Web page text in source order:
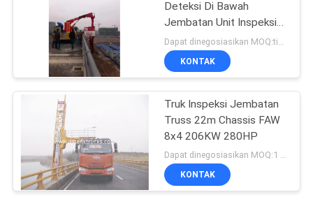
BERITA
PERMINTAAN
PENAWARAN
SITEMAP
Deteksi Di Bawah
Jembatan Unit Inspeksi
Dongfeng 6x4 16m
KONTAK
Truk Inspeksi Jembatan
Truss 22m Chassis FAW
8x4 206KW 280HP
Dapat dinegosiasikan MOQ:1 Set
KONTAK